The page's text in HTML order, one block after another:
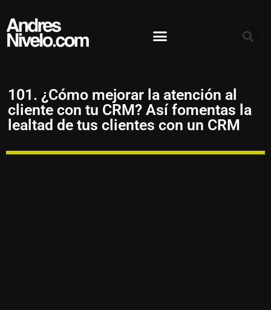
101. ¿Cómo mejorar la atención al
cliente con tu CRM? Así fomentas la
lealtad de tus clientes con un CRM